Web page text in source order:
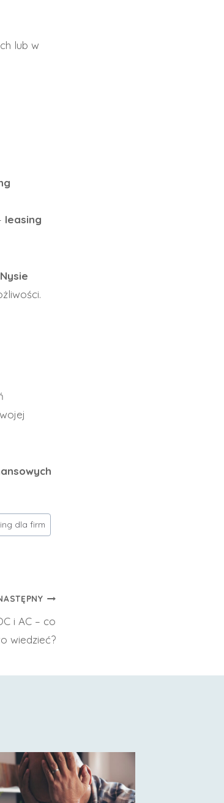
lub w
leasing
dla firm
i AC – co
wiedzieć?